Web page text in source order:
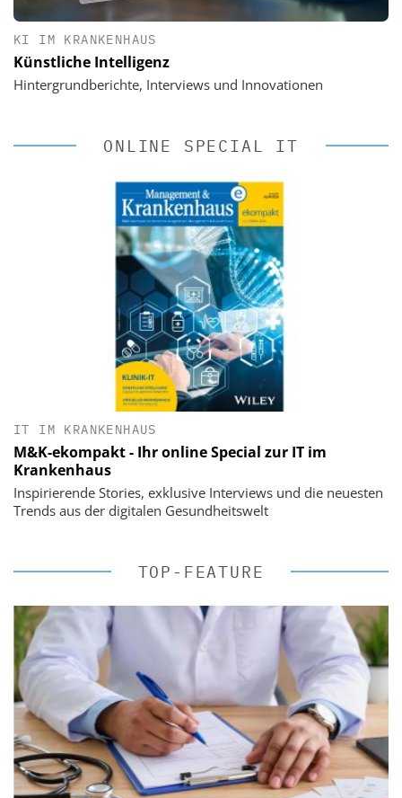
KI IM KRANKENHAUS
Künstliche Intelligenz
Hintergrundberichte, Interviews und Innovationen
ONLINE SPECIAL IT
IT IM KRANKENHAUS
M&K-ekompakt - Ihr online Special zur IT im
Krankenhaus
Inspirierende Stories, exklusive Interviews und die neuesten
Trends aus der digitalen Gesundheitswelt
TOP-FEATURE